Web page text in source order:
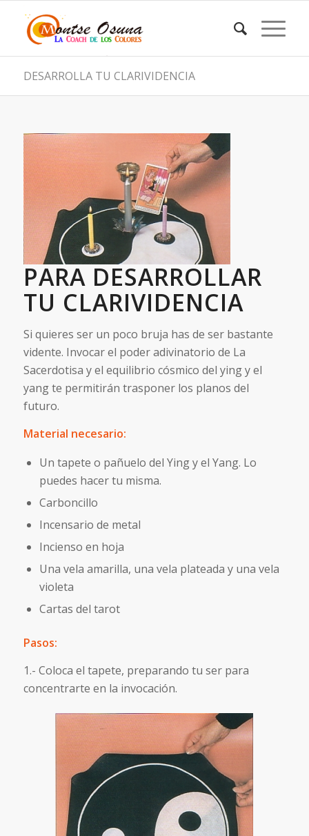
DESARROLLA TU CLARIVIDENCIA
PARA DESARROLLAR
TU CLARIVIDENCIA
Si quieres ser un poco bruja has de ser bastante
vidente. Invocar el poder adivinatorio de La
Sacerdotisa y el equilibrio cósmico del ying y el
yang te permitirán trasponer los planos del
futuro.
Material necesario:
Un tapete o pañuelo del Ying y el Yang. Lo
puedes hacer tu misma.
Carboncillo
Incensario de metal
Incienso en hoja
Una vela amarilla, una vela plateada y una vela
violeta
Cartas del tarot
Pasos:
1.- Coloca el tapete, preparando tu ser para
concentrarte en la invocación.